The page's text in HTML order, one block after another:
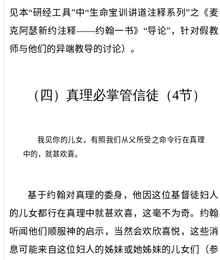
见本“研经工具”中“生命宝训讲道注释系列”之《麦
克阿瑟新约注释——约翰一书》“导论”，针对假教
师与他们的异端教导的讨论）。
（四）真理必掌管信徒（4节）
我见你的儿女，有照我们从父所受之命令行在真理
中的，就甚欢喜。
基于约翰对真理的委身，他因这位基督徒妇人
的儿女都行在真理中就甚欢喜，这毫不为奇。约翰
听闻他们顺服神的启示，当然会欢欣喜悦，这些消
息可能来自这位妇人的姊妹或她姊妹的儿女们（参